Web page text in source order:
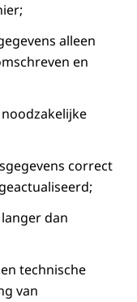
alleen
en
correct
dan
technische
van